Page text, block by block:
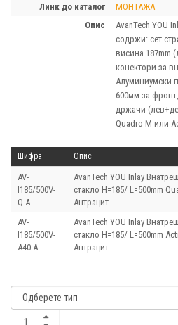
линк до каталог
МОНТАЖА
опис
AvanTech YOU
содржи: сет
висина 187mm
конектори за
Алуминиумски
600мм за
држачи
Quadro M или
Шифра Опис
AV-
I185/500V-
Q-А
AvanTech YOU Inlay
стакло H=185/ L=500mm
Антрацит
AV-
I185/500V-
А40-А
AvanTech YOU Inlay
стакло H=185/ L=500mm
Антрацит